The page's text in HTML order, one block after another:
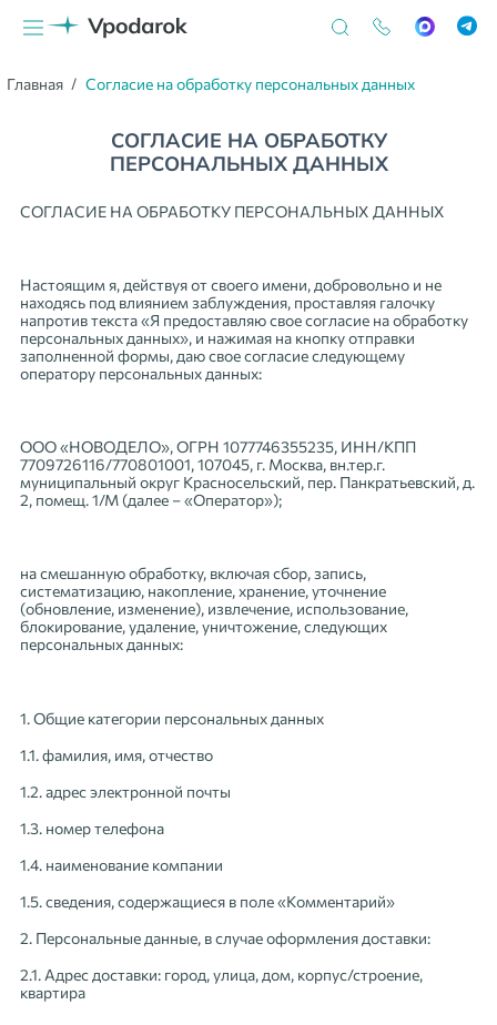
Главная Согласие на обработку персональных данных
СОГЛАСИЕ НА ОБРАБОТКУ
ПЕРСОНАЛЬНЫХ ДАННЫХ
СОГЛАСИЕ НА ОБРАБОТКУ ПЕРСОНАЛЬНЫХ ДАННЫХ
Настоящим я, действуя от своего имени, добровольно и не
находясь под влиянием заблуждения, проставляя галочку
напротив текста «Я предоставляю свое согласие на обработку
персональных данных», и нажимая на кнопку отправки
заполненной формы, даю свое согласие следующему
оператору персональных данных:
ООО «НОВОДЕЛО», ОГРН 1077746355235, ИНН/КПП
7709726116/770801001, 107045, г. Москва, вн.тер.г.
муниципальный округ Красносельский, пер. Панкратьевский, д.
2, помещ. 1/М (далее – «Оператор»);
на смешанную обработку, включая сбор, запись,
систематизацию, накопление, хранение, уточнение
(обновление, изменение), извлечение, использование,
блокирование, удаление, уничтожение, следующих
персональных данных:
1. Общие категории персональных данных
1.1. фамилия, имя, отчество
1.2. адрес электронной почты
1.3. номер телефона
1.4. наименование компании
1.5. сведения, содержащиеся в поле «Комментарий»
2. Персональные данные, в случае оформления доставки:
2.1. Адрес доставки: город, улица, дом, корпус/строение,
квартира